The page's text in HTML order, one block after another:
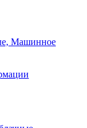
Машинное